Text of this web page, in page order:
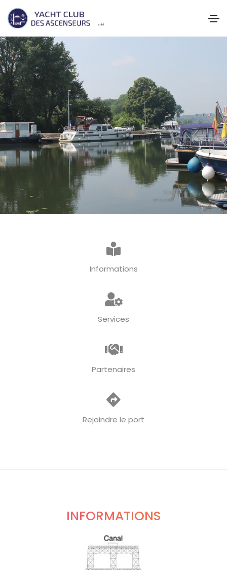
Informations
Services
Partenaires
Rejoindre le port
INFORMATIONS